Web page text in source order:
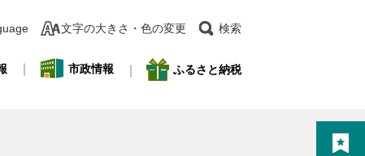
文字の大きさ・色の変更 検索
市政情報 ふるさと納税